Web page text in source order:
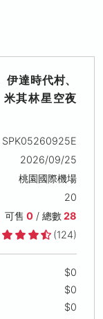
達時代村、
其林星空夜
SPK05260925E
2026/09/25
桃園國際機場
20
可售 0/ 總數28
(124)
$0
$0
$0